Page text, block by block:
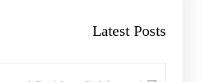
Latest Posts